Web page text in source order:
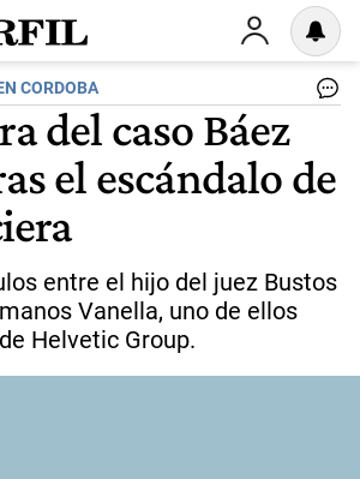
CORDOBA
del caso Báez
el escándalo de
entre el hijo del juez Bustos
Vanella, uno de ellos
Helvetic Group.